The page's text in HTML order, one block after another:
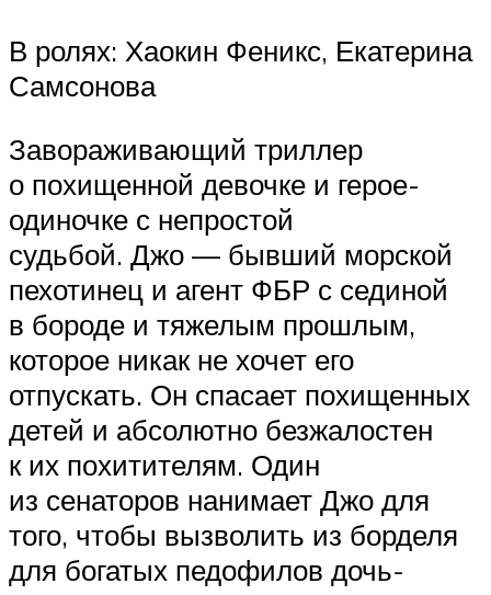
В ролях: Хаокин Феникс, Екатерина
Самсонова
Завораживающий триллер
о похищенной девочке и герое-
одиночке с непростой
судьбой. Джо — бывший морской
пехотинец и агент ФБР с сединой
в бороде и тяжелым прошлым,
которое никак не хочет его
отпускать. Он спасает похищенных
детей и абсолютно безжалостен
к их похитителям. Один
из сенаторов нанимает Джо для
того, чтобы вызволить из борделя
для богатых педофилов дочь-